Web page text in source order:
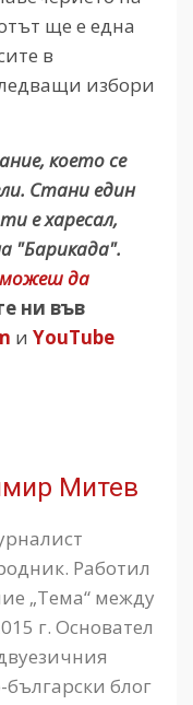
ще е една
в
избори
което се
Стани един
е харесал,
"Барикада".
да
ни във
и YouTube
Митев
Работил
„Тема“ между
г. Основател
блог